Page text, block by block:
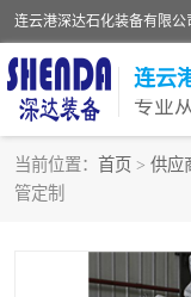
连云
当前位置： 首页 > 供应
管定制
鹤管